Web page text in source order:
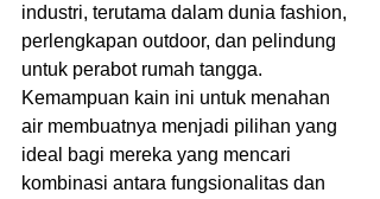
industri, terutama dalam dunia fashion,
perlengkapan outdoor, dan pelindung
untuk perabot rumah tangga.
Kemampuan kain ini untuk menahan
air membuatnya menjadi pilihan yang
ideal bagi mereka yang mencari
kombinasi antara fungsionalitas dan